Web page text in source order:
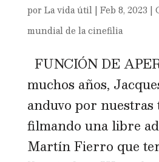
por La vida útil| Feb 8, 2023 |
mundial de la cinefilia
FUNCIÓN DE
muchos años,
anduvo por
filmando una libre
Martín Fierro que